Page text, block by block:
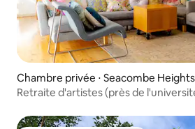
Chambre privée ⋅ Seacombe Heights
Retraite d'artistes (près de